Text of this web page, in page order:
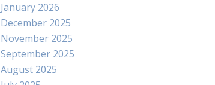
January 2026
December 2025
November 2025
September 2025
August 2025